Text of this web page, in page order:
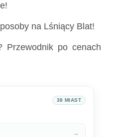
na Lśniący Blat!
Przewodnik po cenach
38 MIAST
→